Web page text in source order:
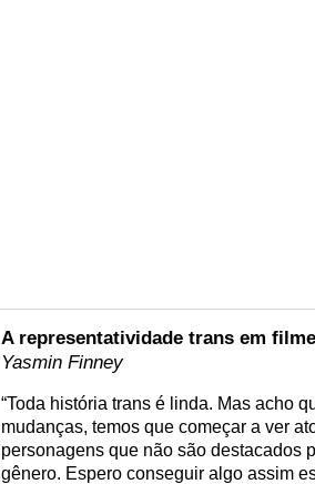
A representatividade trans em
Yasmin Finney
“Toda história trans é linda. Mas acho
mudanças, temos que começar a ver
personagens que não são destacados
gênero. Espero conseguir algo assim